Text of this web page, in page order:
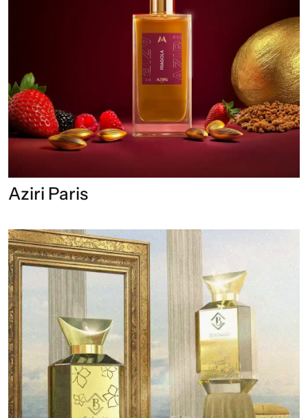
Aziri Paris